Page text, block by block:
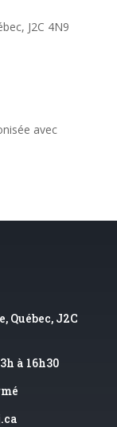
J2C 4N9
avec
J2C
à 16h30